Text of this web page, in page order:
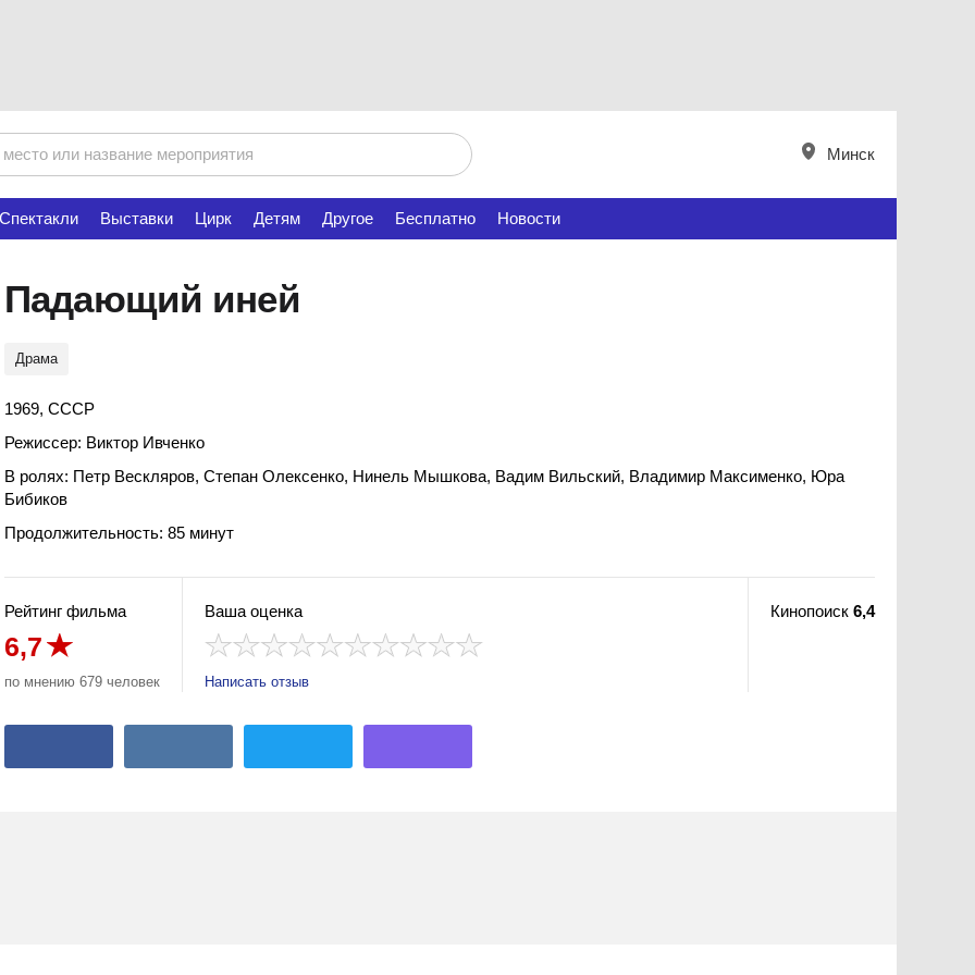
Минск
Спектакли Выставки Цирк Детям Другое Бесплатно Новости
Падающий иней
Драма
1969, СССР
Режиссер: Виктор Ивченко
В ролях: Петр Вескляров, Степан Олексенко, Нинель Мышкова, Вадим Вильский, Владимир Максименко, Юра
Бибиков
Продолжительность: 85 минут
Рейтинг фильма
6,7
по мнению 679 человек
Ваша оценка
Написать отзыв
Кинопоиск 6,4